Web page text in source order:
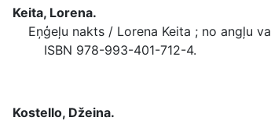
Keita, Lorena.
Eņģeļu nakts / Lorena Keita ; no angļu
ISBN 978-993-401-712-4.
Kostello, Džeina.